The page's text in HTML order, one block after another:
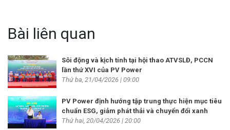
Bài liên quan
Sôi động và kịch tính tại hội thao ATVSLĐ, PCCN
lần thứ XVI của PV Power
Thứ ba, 21/04/2026 | 09:00
PV Power định hướng tập trung thực hiện mục tiêu
chuẩn ESG, giảm phát thải và chuyển đổi xanh
Thứ hai, 20/04/2026 | 20:00